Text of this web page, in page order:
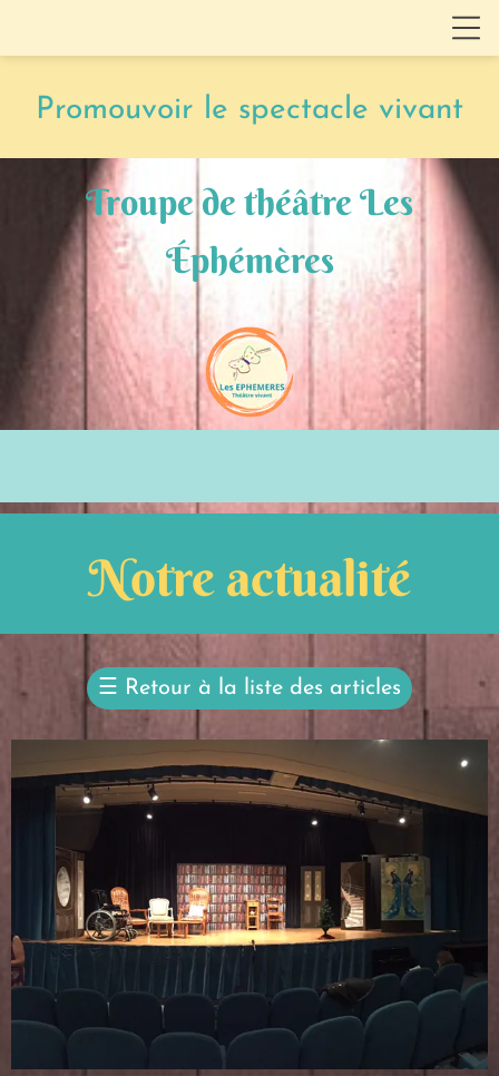
Promouvoir le spectacle vivant
Troupe de théâtre Les
Éphémères
Notre actualité
☰ Retour à la liste des articles